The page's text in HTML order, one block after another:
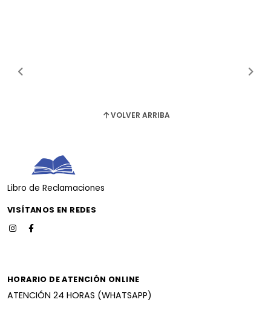
VOLVER ARRIBA
Libro de Reclamaciones
VISÍTANOS EN REDES
HORARIO DE ATENCIÓN ONLINE
ATENCIÓN 24 HORAS (WHATSAPP)